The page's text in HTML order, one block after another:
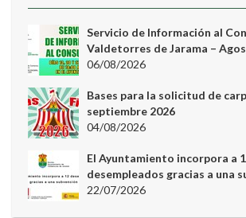
Servicio de Información al
Valdetorres de Jarama –
06/08/2026
Bases para la solicitud de
septiembre 2026
04/08/2026
El Ayuntamiento incorpora a
desempleados gracias a una
22/07/2026